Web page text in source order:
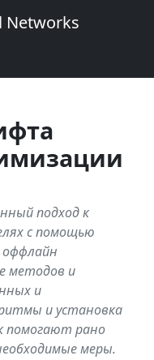
Networks
подход к
с помощью
методов и
и
и установка
помогают рано
меры.